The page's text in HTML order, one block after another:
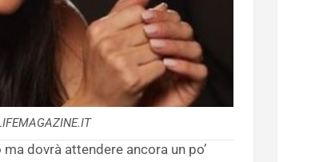
dovrà attendere ancora un po’